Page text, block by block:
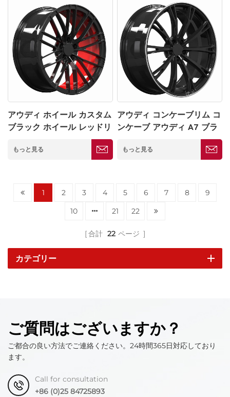
アウディ ホイール カスタム
ブラック ホイール レッドリ
もっと見る
アウディ コンケーブリム コ
ンケーブ アウディ A7 ブラ
もっと見る
1 2 3 4 5 6 7 8
9
10
21 22
合計 22 ページ
カテゴリー
ご質問はございますか？
ご都合の良い方法でご連絡ください。24時間365日対応しており
ます。
Call for consultation
+86 (0)25 84725893